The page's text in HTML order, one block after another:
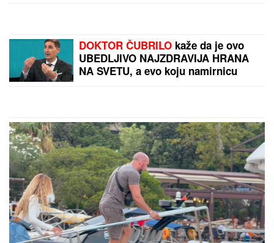
DOKTOR ČUBRILO kaže da je ovo
UBEDLJIVO NAJZDRAVIJA HRANA
NA SVETU, a evo koju namirnicu